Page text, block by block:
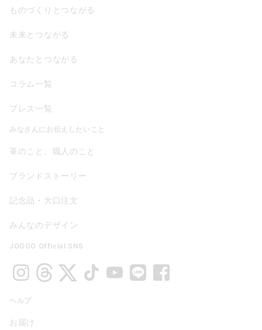
ものづくりとつながる
未来とつながる
あなたとつながる
コラム一覧
プレス一覧
みなさんにお伝えしたいこと
革のこと、職人のこと
ブランドストーリー
記念品・大口注文
みんなのデザイン
JOGGO Official SNS
ヘルプ
お届け